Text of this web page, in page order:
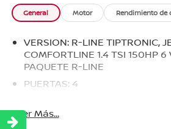
General Motor Rendimiento de
VERSION: R-LINE TIPTRONIC,
COMFORTLINE 1.4 TSI 150HP 6
PAQUETE R-LINE
PUERTAS: 4
Leer Más...